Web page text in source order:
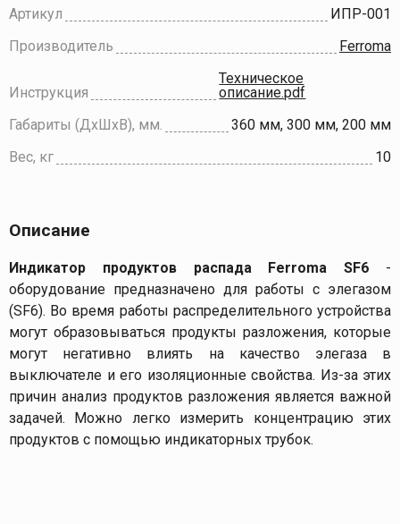
Артикул
ИПР-001
Производитель
Ferroma
Инструкция
Техническое
описание.pdf
Габариты (ДхШхВ), мм.
360 мм, 300 мм, 200 мм
Вес, кг
10
Описание
Индикатор продуктов распада Ferroma SF6
-
оборудование предназначено для работы с элегазом
(SF6). Во время работы распределительного устройства
могут образовываться продукты разложения, которые
могут негативно влиять на качество элегаза в
выключателе и его изоляционные свойства. Из-за этих
причин анализ продуктов разложения является важной
задачей. Можно легко измерить концентрацию этих
продуктов с помощью индикаторных трубок.